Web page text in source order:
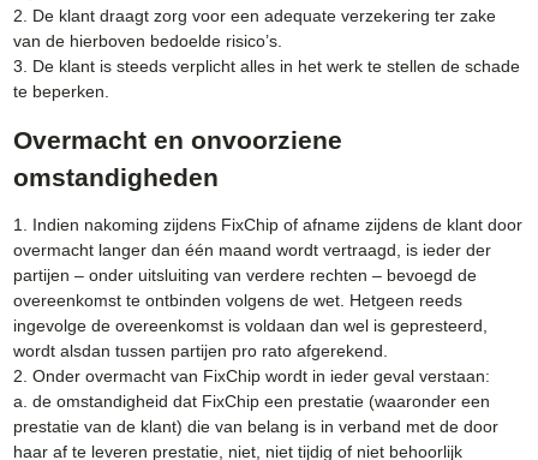
2. De klant draagt zorg voor een adequate verzekering ter zake
van de hierboven bedoelde risico’s.
3. De klant is steeds verplicht alles in het werk te stellen de schade
te beperken.
Overmacht en onvoorziene
omstandigheden
1. Indien nakoming zijdens FixChip of afname zijdens de klant door
overmacht langer dan één maand wordt vertraagd, is ieder der
partijen – onder uitsluiting van verdere rechten – bevoegd de
overeenkomst te ontbinden volgens de wet. Hetgeen reeds
ingevolge de overeenkomst is voldaan dan wel is gepresteerd,
wordt alsdan tussen partijen pro rato afgerekend.
2. Onder overmacht van FixChip wordt in ieder geval verstaan:
a. de omstandigheid dat FixChip een prestatie (waaronder een
prestatie van de klant) die van belang is in verband met de door
haar af te leveren prestatie, niet, niet tijdig of niet behoorlijk